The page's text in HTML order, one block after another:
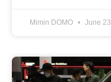
Mimin DOMO June